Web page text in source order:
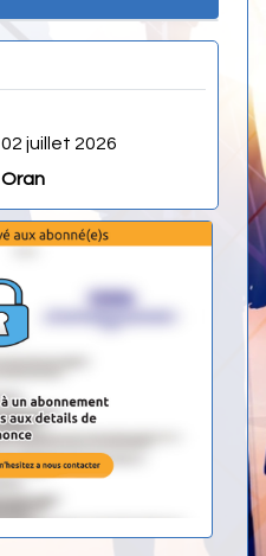
02 juillet 2026
Oran